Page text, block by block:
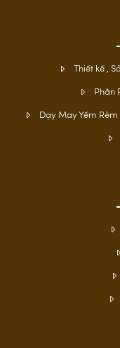
Thiết kế ,
Phân
Dạy May Yếm